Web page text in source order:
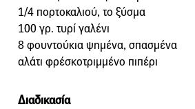
1/4 πορτοκαλιού, το ξύσμα
100 γρ. τυρί γαλένι
8 φουντούκια ψημένα, σπασμένα
αλάτι φρέσκοτριμμένο πιπέρι
Διαδικασία